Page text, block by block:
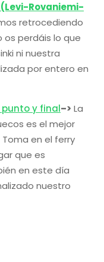
Rovaniemi-
retrocediendo
os perdáis lo que
ni nuestra
por entero en
punto y final–> La
es el mejor
en el ferry
que es
en este día
nuestro